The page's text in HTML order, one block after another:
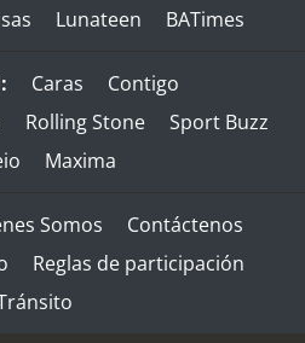
Lunateen BATimes
Caras
Contigo
Rolling Stone
Sport Buzz
Maxima
Somos
Contáctenos
Reglas de participación